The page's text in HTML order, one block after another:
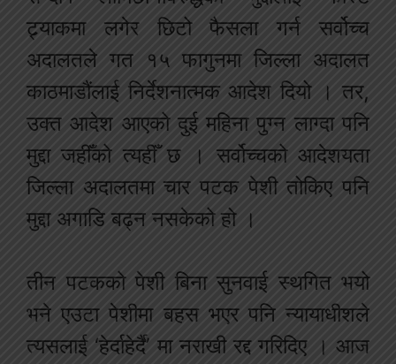
ट्र्याकमा लगेर छिटो फैसला गर्न सर्वोच्च
अदालतले गत १५ फागुनमा जिल्ला अदालत
काठमाडौंलाई निर्देशनात्मक आदेश दियो । तर,
उक्त आदेश आएको दुई महिना पुग्न लाग्दा पनि
मुद्दा जहीँको त्यहीँ छ । सर्वोच्चको आदेशयता
जिल्ला अदालतमा चार पटक पेशी तोकिए पनि
मुद्दा अगाडि बढ्न नसकेको हो ।
तीन पटकको पेशी बिना सुनवाई स्थगित भयो
भने एउटा पेशीमा बहस भएर पनि न्यायाधीशले
त्यसलाई ‘हेर्दाहेर्दै’ मा नराखी रद्द गरिदिए । आज